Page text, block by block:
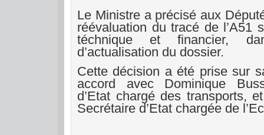
Le Ministre a précisé aux
réévaluation du tracé de l’A51
téchnique et financier,
d’actualisation du dossier.
Cette décision a été prise sur
accord avec Dominique
d’Etat chargé des transports,
Secrétaire d’Etat chargée de